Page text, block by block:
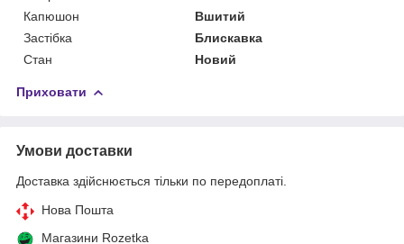
Капюшон
Вшитий
Застібка
Блискавка
Стан
Новий
Приховати
Умови доставки
Доставка здійснюється тільки по передоплаті.
Нова Пошта
Магазини Rozetka